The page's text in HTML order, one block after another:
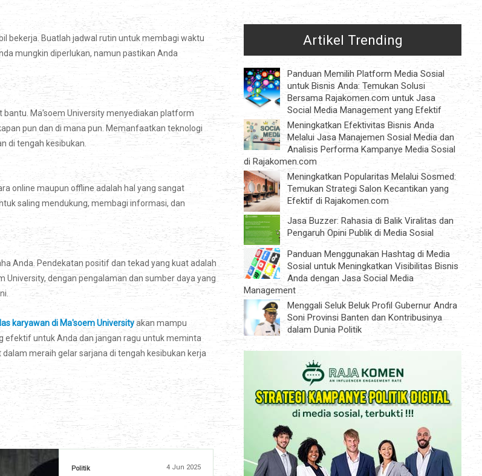
bekerja. Buatlah jadwal rutin untuk membagi waktu
mungkin diperlukan, namun pastikan Anda
Ma'soem University menyediakan platform
pun dan di mana pun. Memanfaatkan teknologi
di tengah kesibukan.
online maupun offline adalah hal yang sangat
saling mendukung, membagi informasi, dan
Anda. Pendekatan positif dan tekad yang kuat adalah
University, dengan pengalaman dan sumber daya yang
karyawan di Ma'soem University akan mampu
efektif untuk Anda dan jangan ragu untuk meminta
meraih gelar sarjana di tengah kesibukan kerja
Politik 4 Jun 2025
Artikel Trending
Panduan Memilih Platform Media Sosial
untuk Bisnis Anda: Temukan Solusi
Bersama Rajakomen.com untuk Jasa
Social Media Management yang Efektif
Meningkatkan Efektivitas Bisnis Anda
Melalui Jasa Manajemen Sosial Media dan
Analisis Performa Kampanye Media Sosial
di Rajakomen.com
Meningkatkan Popularitas Melalui Sosmed:
Temukan Strategi Salon Kecantikan yang
Efektif di Rajakomen.com
Jasa Buzzer: Rahasia di Balik Viralitas dan
Pengaruh Opini Publik di Media Sosial
Panduan Menggunakan Hashtag di Media
Sosial untuk Meningkatkan Visibilitas Bisnis
Anda dengan Jasa Social Media
Management
Menggali Seluk Beluk Profil Gubernur Andra
Soni Provinsi Banten dan Kontribusinya
dalam Dunia Politik